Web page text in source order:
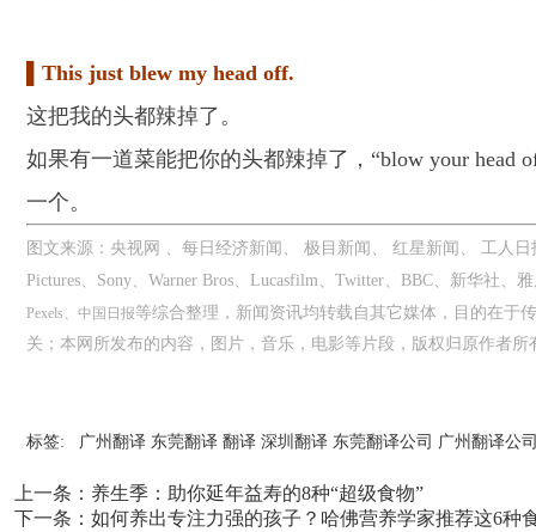
▌This just blew my head off.
这把我的头都辣掉了。
如果有一道菜能把你的头都辣掉了，“blow your
一个。
图文来源：央视网 、每日经济新闻、 极目新闻、 红星新闻、 工人
Pictures、Sony、Warner Bros、Lucasfilm、 Twitter、BBC、新华社、
Pexels、中国日报等综合整理，新闻资讯均转载自其它媒体，目的在于
关；本网所发布的内容，图片，音乐，电影等片段，版权归原作者
标签: 广州翻译 东莞翻译 翻译 深圳翻译 东莞翻译公司 广州翻译公
上一条： 养生季：助你延年益寿的8种“超级食物”
下一条： 如何养出专注力强的孩子？哈佛营养学家推荐这6种